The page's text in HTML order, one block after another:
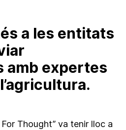
a les entitats
amb expertes
Thought” va tenir lloc a